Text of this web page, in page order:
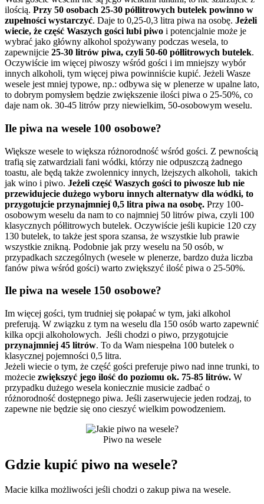
ilością. Przy 50 osobach 25-30 półlitrowych butelek powinno w
zupełności wystarczyć. Daje to 0,25-0,3 litra piwa na osobę. Jeżeli
wiecie, że część Waszych gości lubi piwo i potencjalnie może je
wybrać jako główny alkohol spożywany podczas wesela, to
zapewnijcie 25-30 litrów piwa, czyli 50-60 półlitrowych butelek.
Oczywiście im więcej piwoszy wśród gości i im mniejszy wybór
innych alkoholi, tym więcej piwa powinniście kupić. Jeżeli Wasze
wesele jest mniej typowe, np.: odbywa się w plenerze w upalne lato,
to dobrym pomysłem będzie zwiększenie ilości piwa o 25-50%, co
daje nam ok. 30-45 litrów przy niewielkim, 50-osobowym weselu.
Ile piwa na wesele 100 osobowe?
Większe wesele to większa różnorodność wśród gości. Z pewnością
trafią się zatwardziali fani wódki, którzy nie odpuszczą żadnego
toastu, ale będą także zwolennicy innych, lżejszych alkoholi, takich
jak wino i piwo. Jeżeli część Waszych gości to piwosze lub nie
przewidujecie dużego wyboru innych alternatyw dla wódki, to
przygotujcie przynajmniej 0,5 litra piwa na osobę. Przy 100-
osobowym weselu da nam to co najmniej 50 litrów piwa, czyli 100
klasycznych półlitrowych butelek. Oczywiście jeśli kupicie 120 czy
130 butelek, to także jest spora szansa, że wszystkie lub prawie
wszystkie znikną. Podobnie jak przy weselu na 50 osób, w
przypadkach szczególnych (wesele w plenerze, bardzo duża liczba
fanów piwa wśród gości) warto zwiększyć ilość piwa o 25-50%.
Ile piwa na wesele 150 osobowe?
Im więcej gości, tym trudniej się połapać w tym, jaki alkohol
preferują. W związku z tym na weselu dla 150 osób warto zapewnić
kilka opcji alkoholowych. Jeśli chodzi o piwo, przygotujcie
przynajmniej 45 litrów. To da Wam niespełna 100 butelek o
klasycznej pojemności 0,5 litra.
Jeżeli wiecie o tym, że część gości preferuje piwo nad inne trunki, to
możecie zwiększyć jego ilość do poziomu ok. 75-85 litrów. W
przypadku dużego wesela koniecznie musicie zadbać o
różnorodność dostępnego piwa. Jeśli zaserwujecie jeden rodzaj, to
zapewne nie będzie się ono cieszyć wielkim powodzeniem.
Piwo na wesele
Gdzie kupić piwo na wesele?
Macie kilka możliwości jeśli chodzi o zakup piwa na wesele.